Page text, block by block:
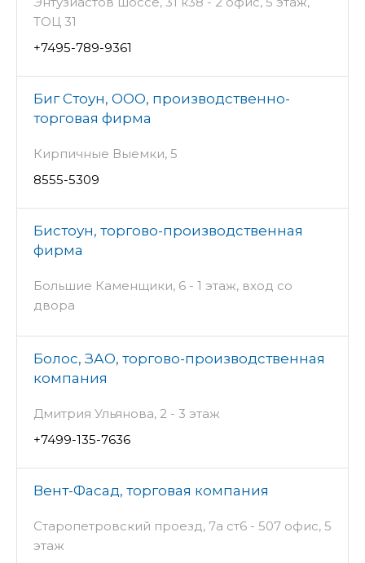
ТОЦ 31
+7495-789-9361
Биг Стоун, ООО, производственно-
торговая фирма
Кирпичные Выемки, 5
8555-5309
Бистоун, торгово-производственная
фирма
Большие Каменщики, 6 - 1 этаж, вход со
двора
Болос, ЗАО, торгово-производственная
компания
Дмитрия Ульянова, 2 - 3 этаж
+7499-135-7636
Вент-Фасад, торговая компания
Старопетровский проезд, 7а ст6 - 507 офис, 5
этаж